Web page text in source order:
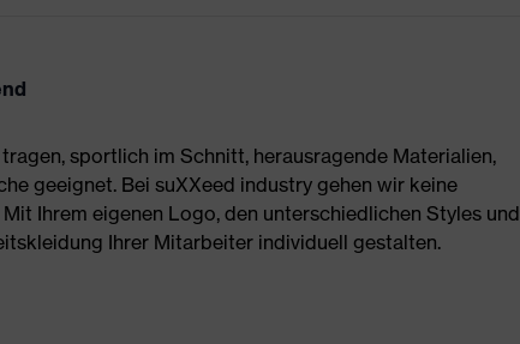
sportlich im Schnitt, herausragende Materialien,
geeignet. Bei suXXeed industry gehen wir keine
Ihrem eigenen Logo, den unterschiedlichen Styles und
Ihrer Mitarbeiter individuell gestalten.